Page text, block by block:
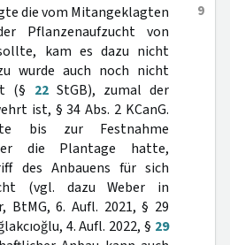
9
die vom Mitangeklagten
Pflanzenaufzucht von
kam es dazu nicht
wurde auch noch nicht
(§ 22StGB), zumal der
ist, § 34 Abs. 2 KCanG.
bis zur Festnahme
die Plantage hatte,
des Anbauens für sich
(vgl. dazu Weber in
BtMG, 6. Aufl. 2021, § 29
4. Aufl. 2022, § 29